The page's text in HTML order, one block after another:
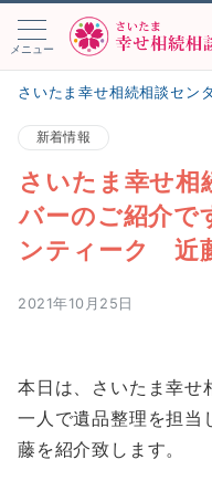
メニュー
さいたま幸せ相続相談セン
新着情報
さいたま幸せ相
バーのご紹介
ンティーク 近
2021年10月25日
本日は、さいたま幸せ
一人で遺品整理を担当
藤を紹介致します。